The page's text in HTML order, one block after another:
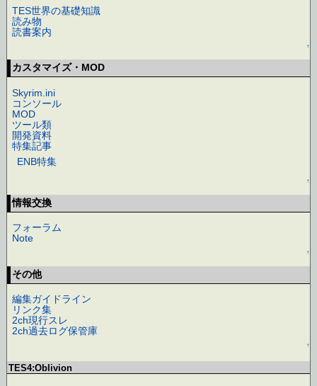
TES世界の基礎知識
読み物
読書案内
↑
カスタマイズ・MOD
Skyrim.ini
コンソール
MOD
ツール類
開発資料
特集記事
ENB特集
↑
情報交換
フォーラム
Note
↑
その他
編集ガイドライン
リンク集
2ch現行スレ
2ch過去ログ保管庫
↑
TES4:Oblivion